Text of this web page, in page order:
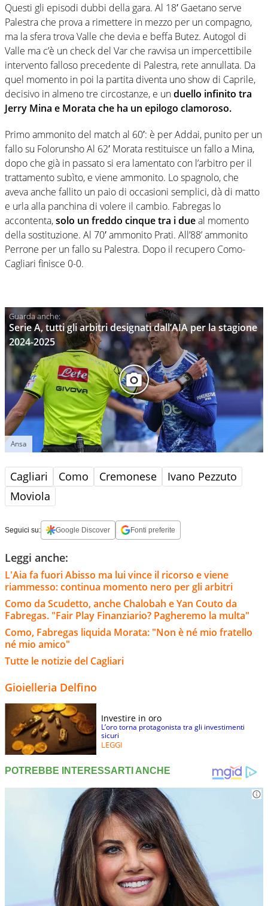
Questi gli episodi dubbi della gara. Al 18′ Gaetano serve
Palestra che prova a rimettere in mezzo per un compagno,
ma la sfera trova Valle che devia e beffa Butez. Autogol di
Valle ma c’è un check del Var che ravvisa un impercettibile
intervento falloso precedente di Palestra, rete annullata. Da
quel momento in poi la partita diventa uno show di Caprile,
decisivo in almeno tre circostanze, e unduello infinito tra
Jerry Mina e Morata che ha un epilogo clamoroso.
Primo ammonito del match al 60′: è per Addai, punito per un
fallo su Folorunsho Al 62′ Morata restituisce un fallo a Mina,
dopo che già in passato si era lamentato con l’arbitro per il
trattamento subìto, e viene ammonito. Lo spagnolo, che
aveva anche fallito un paio di occasioni semplici, dà di matto
e urla alla panchina di volere il cambio. Fabregas lo
accontenta,solo un freddo cinque tra i dueal momento
della sostituzione. Al 70′ ammonito Prati. All’88’ ammonito
Perrone per un fallo su Palestra. Dopo il recupero Como-
Cagliari finisce 0-0.
Serie A, tutti gli arbitri designati dall’AIA per la stagione
2024-2025
Ansa
Cagliari Como Cremonese
Ivano Pezzuto
Moviola
Seguici su: Google Discover Fonti preferite
Leggi anche:
L'Aia fa fuori Abisso ma lui vince il ricorso e viene
riammesso: continua momento nero per gli arbitri
Como da Scudetto, anche Chalobah e Yan Couto da
Fabregas. "Fair Play Finanziario? Pagheremo la multa"
Como, Fabregas liquida Morata: "Non è né mio fratello
né mio amico"
Tutte le notizie del Cagliari
Gioielleria Delfino
Investire in oro
L’oro torna protagonista tra gli investimenti
sicuri
LEGGI